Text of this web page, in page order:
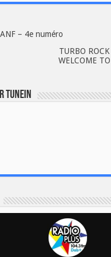
– 4e numéro
TURBO
WELCOME
TuneIn